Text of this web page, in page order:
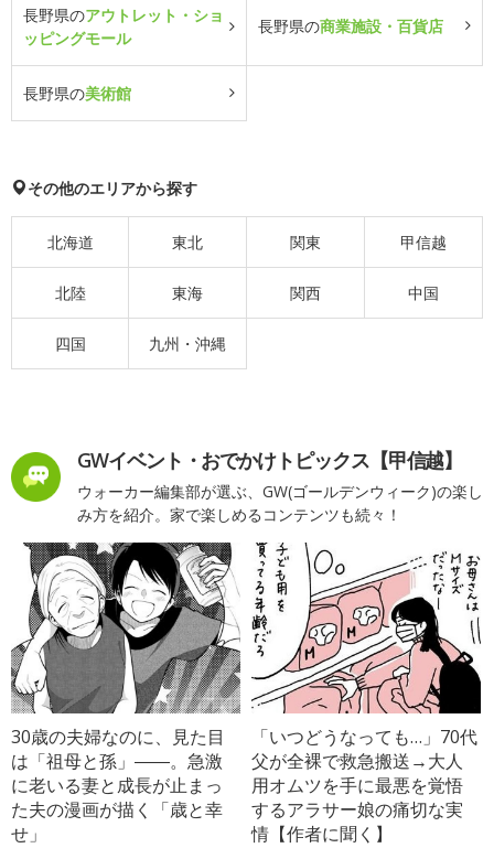
長野県のアウトレット・ショ
ッピングモール
長野県の商業施設・百貨店
長野県の美術館
その他のエリアから探す
北海道 東北 関東 甲信越
北陸 東海 関西 中国
四国 九州・沖縄
GWイベント・おでかけトピックス【甲信越】
ウォーカー編集部が選ぶ、GW(ゴールデンウィーク)の楽し
み方を紹介。家で楽しめるコンテンツも続々！
30歳の夫婦なのに、見た目
は「祖母と孫」――。急激
に老いる妻と成長が止まっ
た夫の漫画が描く「歳と幸
せ」
「いつどうなっても…」70代
父が全裸で救急搬送→大人
用オムツを手に最悪を覚悟
するアラサー娘の痛切な実
情【作者に聞く】